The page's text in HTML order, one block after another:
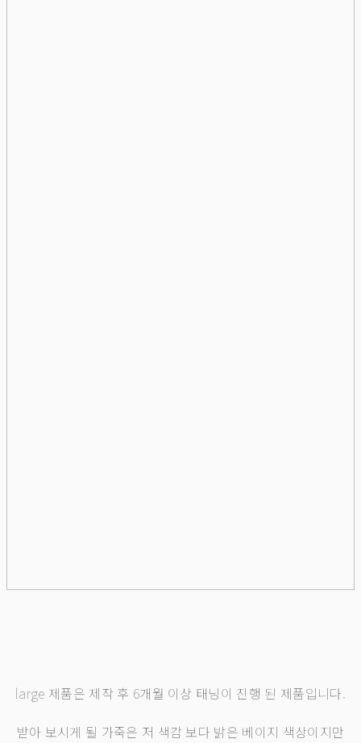
large 제품은 제작 후 6개월 이상 태닝이 진행 된 제품입니다.
받아 보시게 될 가죽은 저 색감 보다 밝은 베이지 색상이지만